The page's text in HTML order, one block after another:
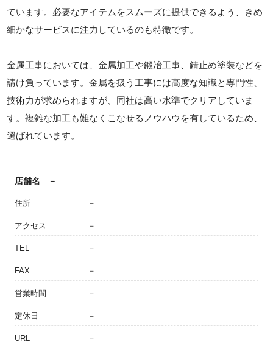
ています。必要なアイテムをスムーズに提供できるよう、きめ
細かなサービスに注力しているのも特徴です。
金属工事においては、金属加工や鍛冶工事、錆止め塗装などを
請け負っています。金属を扱う工事には高度な知識と専門性、
技術力が求められますが、同社は高い水準でクリアしていま
す。複雑な加工も難なくこなせるノウハウを有しているため、
選ばれています。
店舗名 －
住所 －
アクセス －
TEL －
FAX －
営業時間 －
定休日 －
URL －